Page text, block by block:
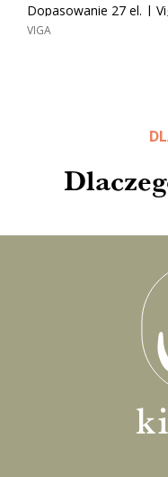
Dopasowanie 27 el. |
VIGA